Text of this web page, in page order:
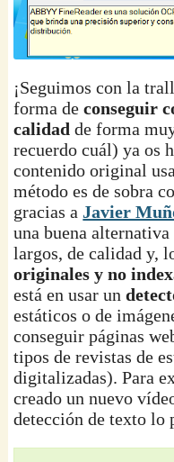
¡Seguimos con la
forma deconseguir
calidad de forma
recuerdo cuál) ya os
contenido original
método es de sobra
gracias aJavier
una buena
largos, de calidad y,
originales y no
está en usar un
estáticos o de
conseguir páginas
tipos de revistas de
digitalizadas). Para
creado un nuevo
detección de texto lo